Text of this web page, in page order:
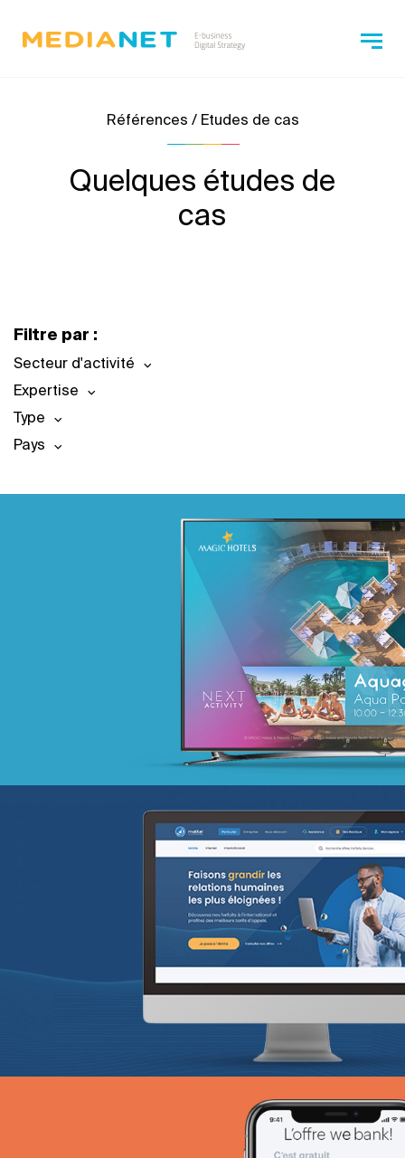
Références / Etudes de cas
Quelques études de
cas
Filtre par :
Secteur d'activité
Expertise
Type
Pays